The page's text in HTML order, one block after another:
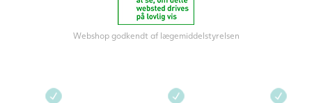
Webshop godkendt af lægemiddelstyrelsen